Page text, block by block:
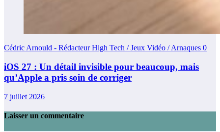
Cédric Arnould - Rédacteur High Tech / Jeux Vidéo / Arnaques 0
iOS 27 : Un détail invisible pour beaucoup, mais
qu’Apple a pris soin de corriger
7 juillet 2026
Laisser un commentaire